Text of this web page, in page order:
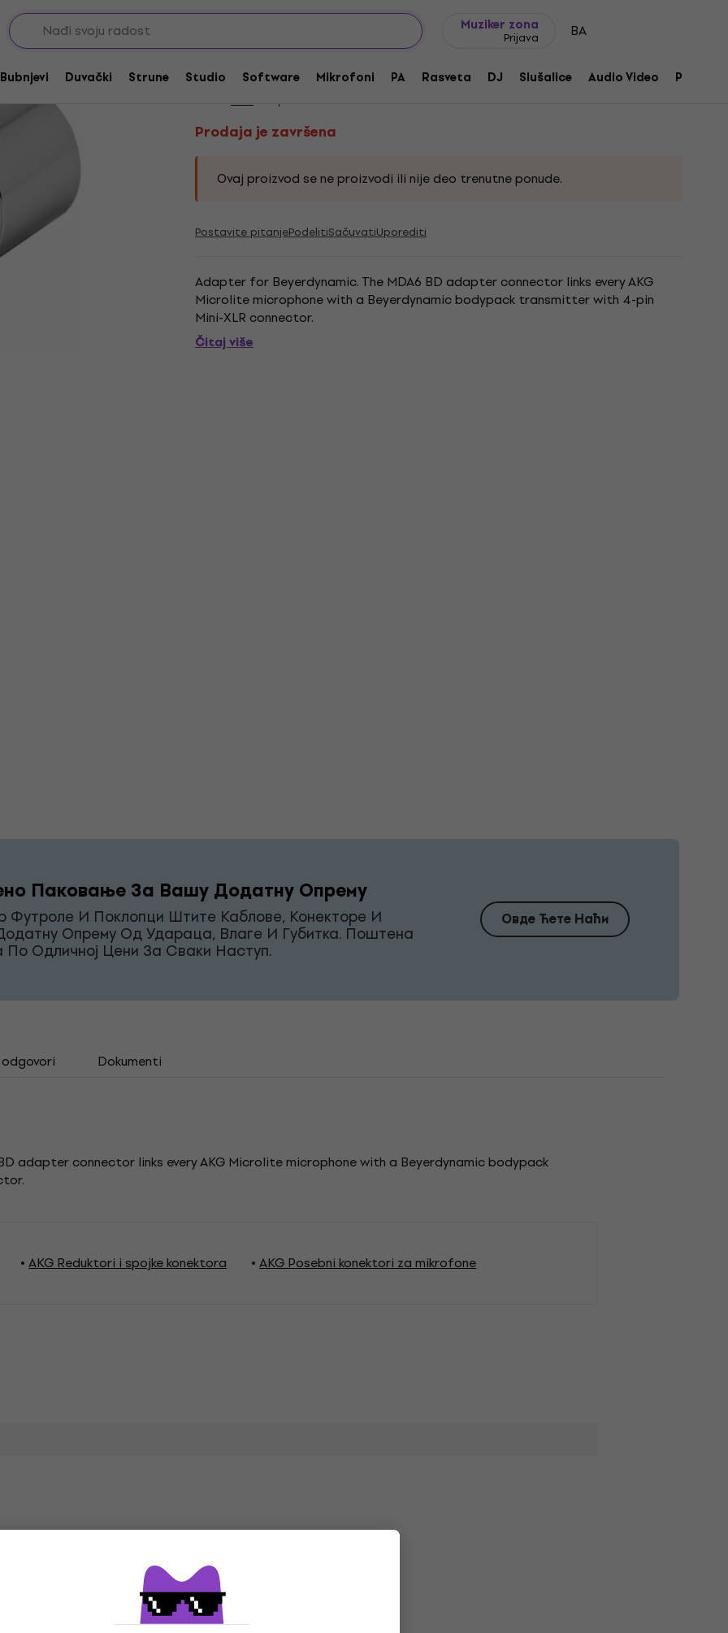
Muziker zona
Prijava BA
Bubnjevi Duvački Strune Studio Software Mikrofoni PA Rasveta DJ Slušalice Audio Video Pribor
Reduktori i spojke konektora
Prodaja je završena
AKG MDA6 BD Konektor
Kod proizvoda:
Prodaja je završena
Ovaj proizvod se ne proizvodi ili nije deo trenutne ponude.
Postavite pitanjePodelitiSačuvatiUporediti
Adapter for Beyerdynamic. The MDA6 BD adapter connector links every AKG
Microlite microphone with a Beyerdynamic bodypack transmitter with 4-pin
Mini-XLR connector.
Čitaj više
Паковање За Вашу Додатну Опрему
Футроле И Поклопци Штите Каблове, Конекторе И
Опрему Од Удараца, Влаге И Губитка. Поштена
По Одличној Цени За Сваки Наступ.
Овде Ћете Наћи
Dokumenti
adapter connector links every AKG Microlite microphone with a Beyerdynamic bodypack
AKG Reduktori i spojke konektora AKG Posebni konektori za mikrofone